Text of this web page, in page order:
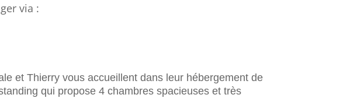
via :
et Thierry vous accueillent dans leur hébergement de
qui propose 4 chambres spacieuses et très